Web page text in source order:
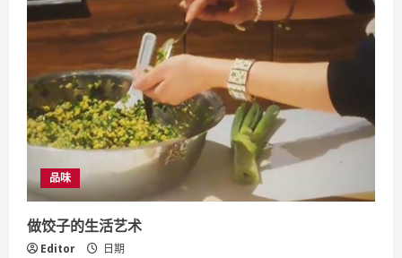
品味
做饺子的生活艺术
Editor 日期